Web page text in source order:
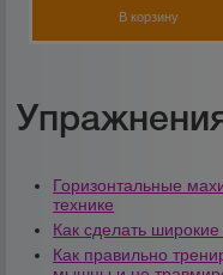
В корзину
Горизонтальные
технике
Как сделать
Как правильно